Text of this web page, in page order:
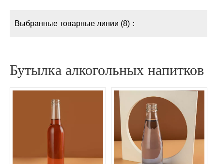
Выбранные товарные линии (8)：
Бутылка алкогольных напитков